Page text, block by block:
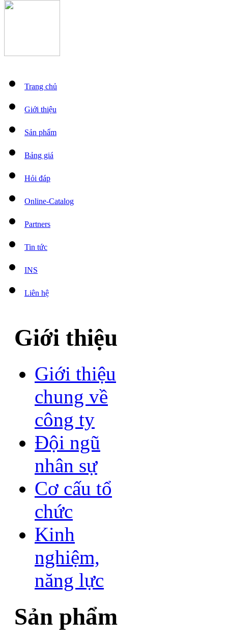
Trang chủ
Giới thiệu
Sản phẩm
Bảng giá
Hỏi đáp
Online-Catalog
Partners
Tin tức
INS
Liên hệ
Giới thiệu
Giới thiệu
chung về
công ty
Đội ngũ
nhân sự
Cơ cấu tổ
chức
Kinh
nghiệm,
năng lực
Sản phẩm